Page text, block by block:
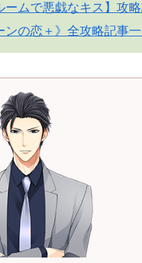
ームで悪戯なキス】攻
ンの恋＋》全攻略記事